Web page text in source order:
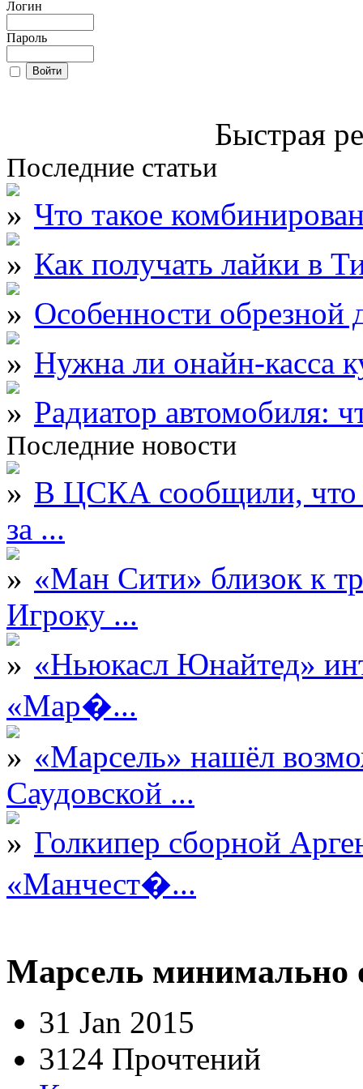
Логин
Пароль
Быстрая
Последние статьи
Что такое
Как получать лайки в
Особенности обрезной
Нужна ли онайн-касса
Радиатор автомобиля:
Последние новости
В ЦСКА сообщили, что
за ...
«Ман Сити» близок к
Игроку ...
«Ньюкасл Юнайтед»
«Мар�...
«Марсель» нашёл
Саудовской ...
Голкипер сборной
«Манчест�...
Марсель минимально
31 Jan 2015
3124 Прочтений